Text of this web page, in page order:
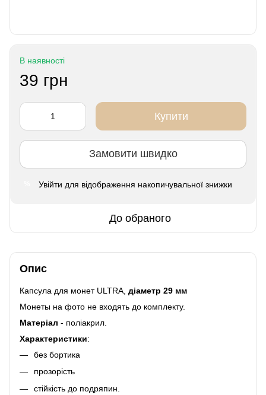
В наявності
39 грн
Купити
Замовити швидко
Увійти для відображення накопичувальної знижки
До обраного
Опис
Капсула для монет ULTRA, діаметр 29 мм
Монеты на фото не входять до комплекту.
Матеріал - поліакрил.
Характеристики:
без бортика
прозорість
стійкість до подряпин.